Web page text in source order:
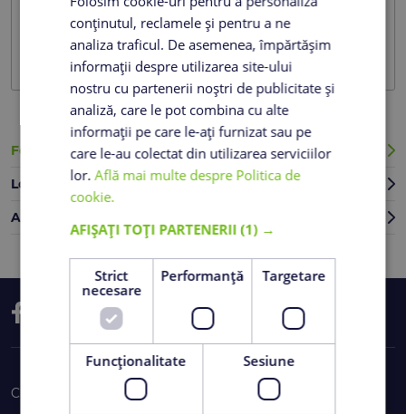
Trimite
Formular de contact
Locații Romcim
Alte locații companii CRH
Cine suntem
conținutul, reclamele și pentru a ne
analiza traficul. De asemenea, împărtășim
informații despre utilizarea site-ului
nostru cu partenerii noștri de publicitate și
analiză, care le pot combina cu alte
informații pe care le-ați furnizat sau pe
care le-au colectat din utilizarea serviciilor
lor.Află mai multe despre Politica de
cookie.
AFIȘAȚI TOȚI PARTENERII(1) →
Strict
necesare
Performanță Targetare
Funcţionalitate Sesiune